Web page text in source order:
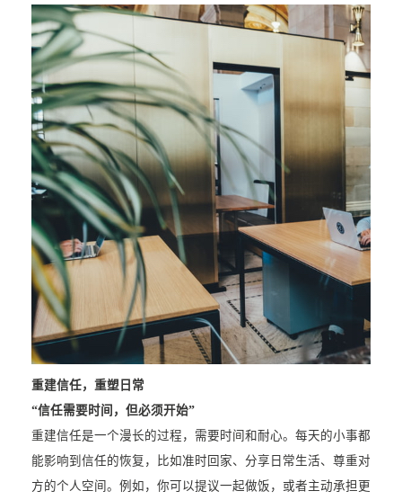
重建信任，重塑日常
“信任需要时间，但必须开始”
重建信任是一个漫长的过程，需要时间和耐心。每天的小事都
能影响到信任的恢复，比如准时回家、分享日常生活、尊重对
方的个人空间。例如，你可以提议一起做饭，或者主动承担更